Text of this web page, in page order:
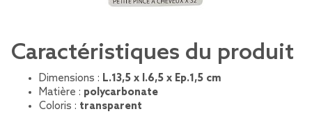
Caractéristiques du produit
Dimensions : L.13,5 x l.6,5 x Ep.1,5 cm
Matière : polycarbonate
Coloris : transparent